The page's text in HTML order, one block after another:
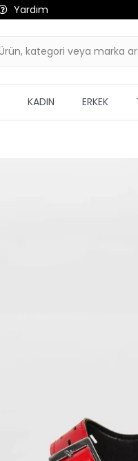
Yardım
KADIN ERKEK